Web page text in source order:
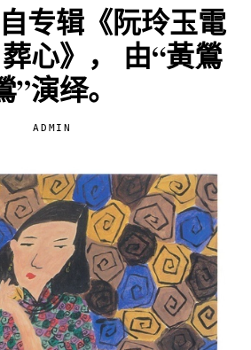
专辑《阮玲玉電
心》， 由“黃鶯
”演绎。
ADMIN